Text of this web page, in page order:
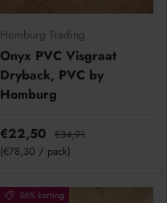
Homburg Trading
Onyx PVC Visgraat
Dryback, PVC by
Homburg
€22,50 €34,91
Eenheid prijs
€78,30 / pack
36% korting